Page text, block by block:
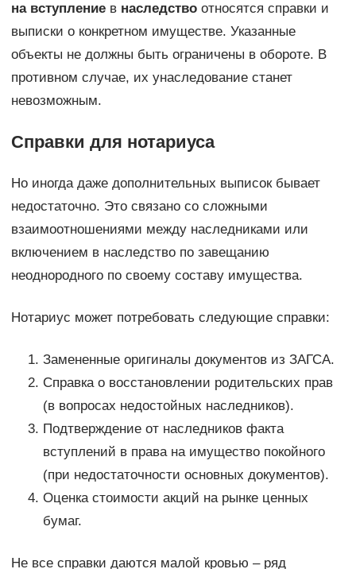
на вступлениев наследствоотносятся справки и
выписки о конкретном имуществе. Указанные
объекты не должны быть ограничены в обороте. В
противном случае, их унаследование станет
невозможным.
Справки для нотариуса
Но иногда даже дополнительных выписок бывает
недостаточно. Это связано со сложными
взаимоотношениями между наследниками или
включением в наследство по завещанию
неоднородного по своему составу имущества.
Нотариус может потребовать следующие справки:
Замененные оригиналы документов из ЗАГСА.
Справка о восстановлении родительских прав
(в вопросах недостойных наследников).
Подтверждение от наследников факта
вступлений в права на имущество покойного
(при недостаточности основных документов).
Оценка стоимости акций на рынке ценных
бумаг.
Не все справки даются малой кровью – ряд